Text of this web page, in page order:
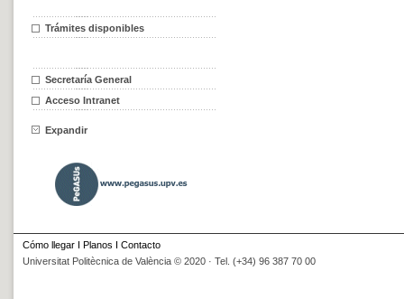
Trámites disponibles
Secretaría General
Acceso Intranet
Expandir
Cómo llegar I Planos I Contacto
Universitat Politècnica de València © 2020 · Tel. (+34) 96 387 70 00